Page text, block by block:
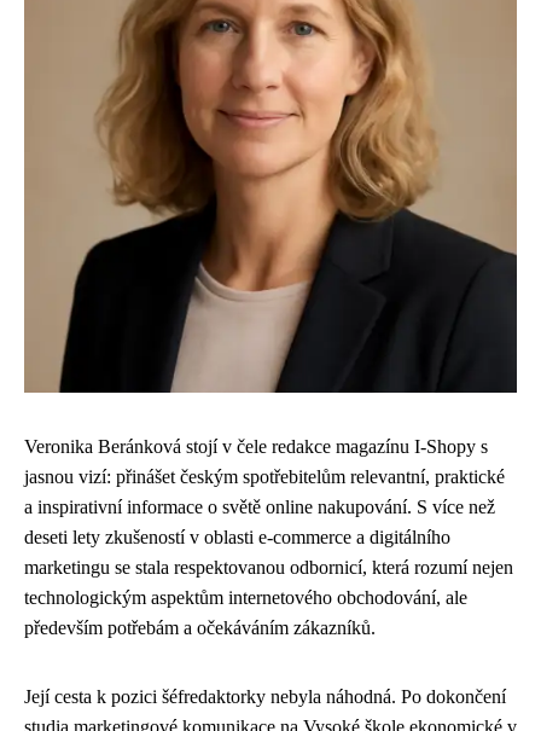
Veronika Beránková stojí v čele redakce magazínu I-Shopy s
jasnou vizí: přinášet českým spotřebitelům relevantní, praktické
a inspirativní informace o světě online nakupování. S více než
deseti lety zkušeností v oblasti e-commerce a digitálního
marketingu se stala respektovanou odbornicí, která rozumí nejen
technologickým aspektům internetového obchodování, ale
především potřebám a očekáváním zákazníků.
Její cesta k pozici šéfredaktorky nebyla náhodná. Po dokončení
studia marketingové komunikace na Vysoké škole ekonomické v